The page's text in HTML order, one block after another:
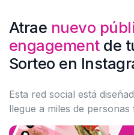
Atrae nuevo
engagementde
Sorteo en
Esta red social está
llegue a miles de